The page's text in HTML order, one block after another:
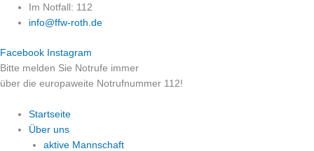
Zum
Inhalt
Im Notfall: 112
info@ffw-roth.de
Facebook Instagram
Bitte melden Sie Notrufe immer
über die europaweite Notrufnummer 112!
Startseite
Über uns
aktive Mannschaft